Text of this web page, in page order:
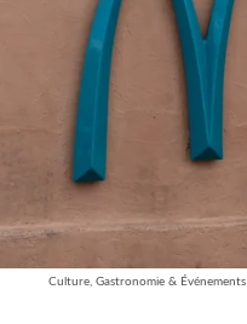
Culture, Gastronomie & Événements